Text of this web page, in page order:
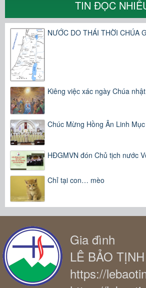
TIN ĐỌC
NƯỚC DO THÁI THỜI CHÚA
Kiêng việc xác ngày Chúa
Chúc Mừng Hồng Ân Linh Mục
HĐGMVN đón Chủ tịch nước
Chỉ tại con… mèo
Gia đình
LÊ BẢO TỊNH
https://